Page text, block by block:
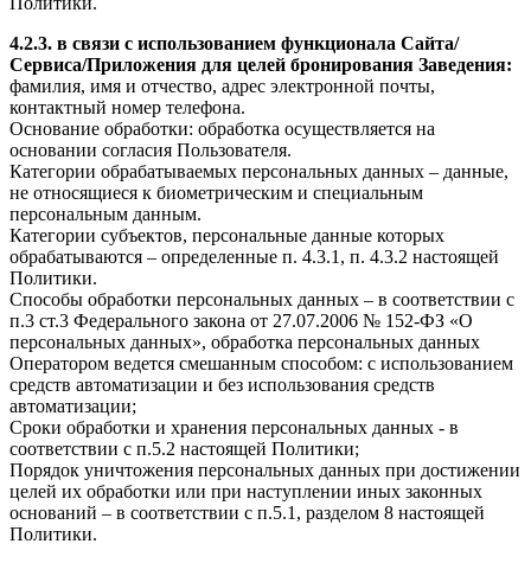
4.2.3. в связи с использованием функционала Сайта/
Сервиса/Приложения для целей бронирования Заведения:
фамилия, имя и отчество, адрес электронной почты,
контактный номер телефона.
Основание обработки: обработка осуществляется на
основании согласия Пользователя.
Категории обрабатываемых персональных данных – данные,
не относящиеся к биометрическим и специальным
персональным данным.
Категории субъектов, персональные данные которых
обрабатываются – определенные п. 4.3.1, п. 4.3.2 настоящей
Политики.
Способы обработки персональных данных – в соответствии с
п.3 ст.3 Федерального закона от 27.07.2006 № 152-ФЗ «О
персональных данных», обработка персональных данных
Оператором ведется смешанным способом: с использованием
средств автоматизации и без использования средств
автоматизации;
Сроки обработки и хранения персональных данных - в
соответствии с п.5.2 настоящей Политики;
Порядок уничтожения персональных данных при достижении
целей их обработки или при наступлении иных законных
оснований – в соответствии с п.5.1, разделом 8 настоящей
Политики.